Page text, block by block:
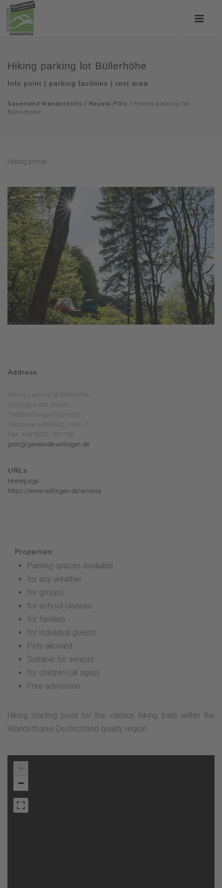
Hiking parking lot Büllerhöhe
Info point | parking facilities | rest area
Sauerland-Wanderdorfs / Neusta POIs / Hiking parking lot
Büllerhöhe
Hiking portal
Address
Hiking parking lot Büllerhöhe
Düdinghäuser Straße
34508 Willingen (Upland)
Telephone: +49 5632 / 401 - 0
Fax: +49 5632 / 401128
post@gemeinde-willingen.de
URLs
Homepage
https://www.willingen.de/anreise
Properties:
Parking spaces available
for any weather
for groups
for school classes
for families
for individual guests
Pets allowed
Suitable for seniors
for children (all ages)
Free admission
Hiking starting point for the various hiking trails within the
Wanderbares Deutschland quality region.
−